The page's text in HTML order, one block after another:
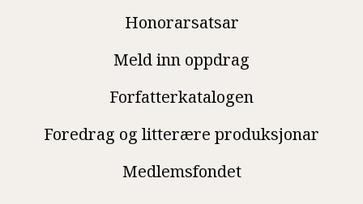
Honorarsatsar
Meld inn oppdrag
Forfatterkatalogen
Foredrag og litterære produksjonar
Medlemsfondet